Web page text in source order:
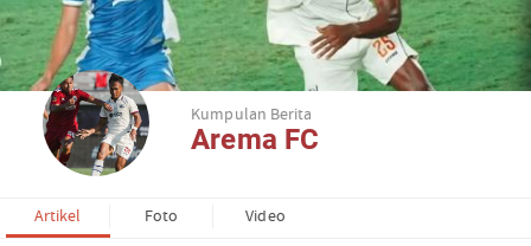
Kumpulan Berita
Arema FC
Artikel Foto Video